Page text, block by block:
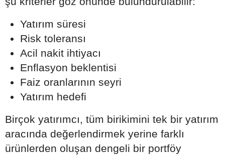
Yatırım süresi
Risk toleransı
Acil nakit ihtiyacı
Enflasyon beklentisi
Faiz oranlarının seyri
Yatırım hedefi
Birçok yatırımcı, tüm birikimini tek bir yatırım
aracında değerlendirmek yerine farklı
ürünlerden oluşan dengeli bir portföy